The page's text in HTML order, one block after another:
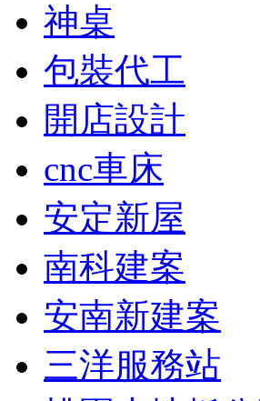
神桌
包裝代工
開店設計
cnc車床
安定新屋
南科建案
安南新建案
三洋服務站